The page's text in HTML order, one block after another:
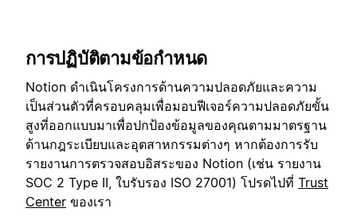
การปฏิบัติตามข้อกำหนด
Notion ดำเนินโครงการด้านความปลอดภัยและความ
เป็นส่วนตัวที่ครอบคลุมเพื่อมอบฟีเจอร์ความปลอดภัยขั้น
สูงที่ออกแบบมาเพื่อปกป้องข้อมูลของคุณตามมาตรฐาน
ด้านกฎระเบียบและอุตสาหกรรมต่างๆ หากต้องการรับ
รายงานการตรวจสอบอิสระของ Notion (เช่น รายงาน
SOC 2 Type II, ใบรับรอง ISO 27001) โปรดไปที่ Trust
Center ของเรา